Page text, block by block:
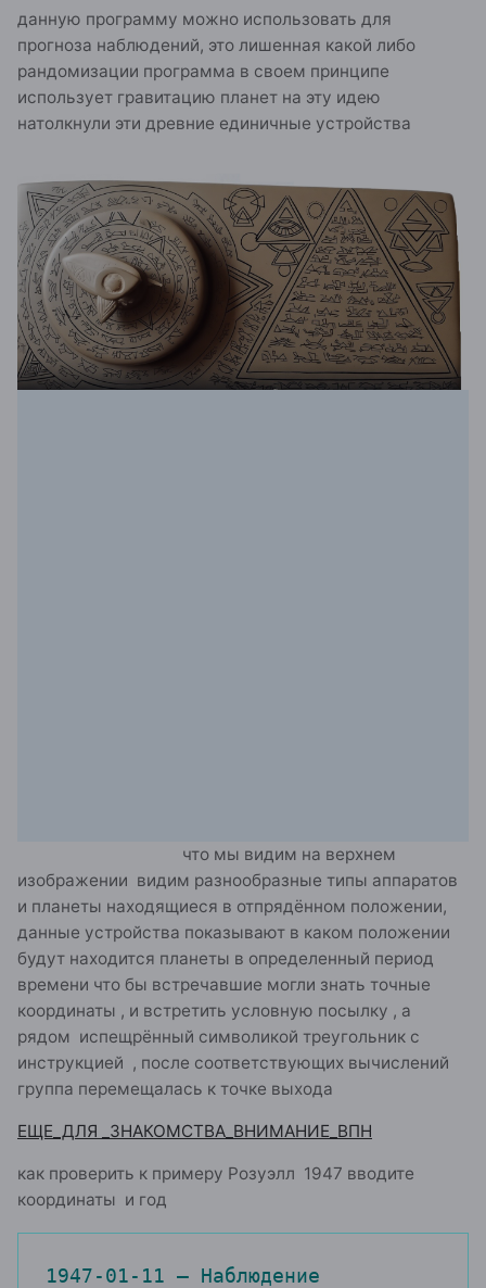
данную программу можно использовать для
прогноза наблюдений, это лишенная какой либо
рандомизации программа в своем принципе
использует гравитацию планет на эту идею
натолкнули эти древние единичные устройства
изображении видим разнообразные типы аппаратов
и планеты находящиеся в отпрядённом положении,
данные устройства показывают в каком положении
будут находится планеты в определенный период
времени что бы встречавшие могли знать точные
координаты , и встретить условную посылку , а
рядом испещрённый символикой треугольник с
инструкцией , после соответствующих вычислений
группа перемещалась к точке выхода
ЕЩЕ_ДЛЯ _ЗНАКОМСТВА_ВНИМАНИЕ_ВПН
как проверить к примеру Розуэлл 1947 вводите
координаты и год
1947-01-20 — Наблюдение